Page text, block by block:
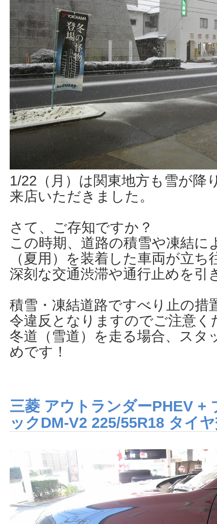
1/22（月）は関東地方も雪が降
来店いただきました。
さて、ご存知ですか？
この時期、道路の積雪や凍結に
（夏用）を装着した車両が立ち
深刻な交通渋滞や通行止めを引
積雪・凍結道路ですべり止の措
令違反となりますのでご注意く
冬道（雪道）を走る場合、スタ
めです！
三菱 アウトランダーPHEV +
ックDM-V2 225/55R18 タイ